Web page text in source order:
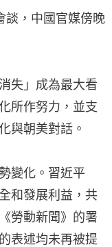
談，中國官媒傍晚
失」成為最大看
所作努力，並支
與朝美對話。
變化。習近平
和發展利益，共
勞動新聞》的署
表述均未再被提